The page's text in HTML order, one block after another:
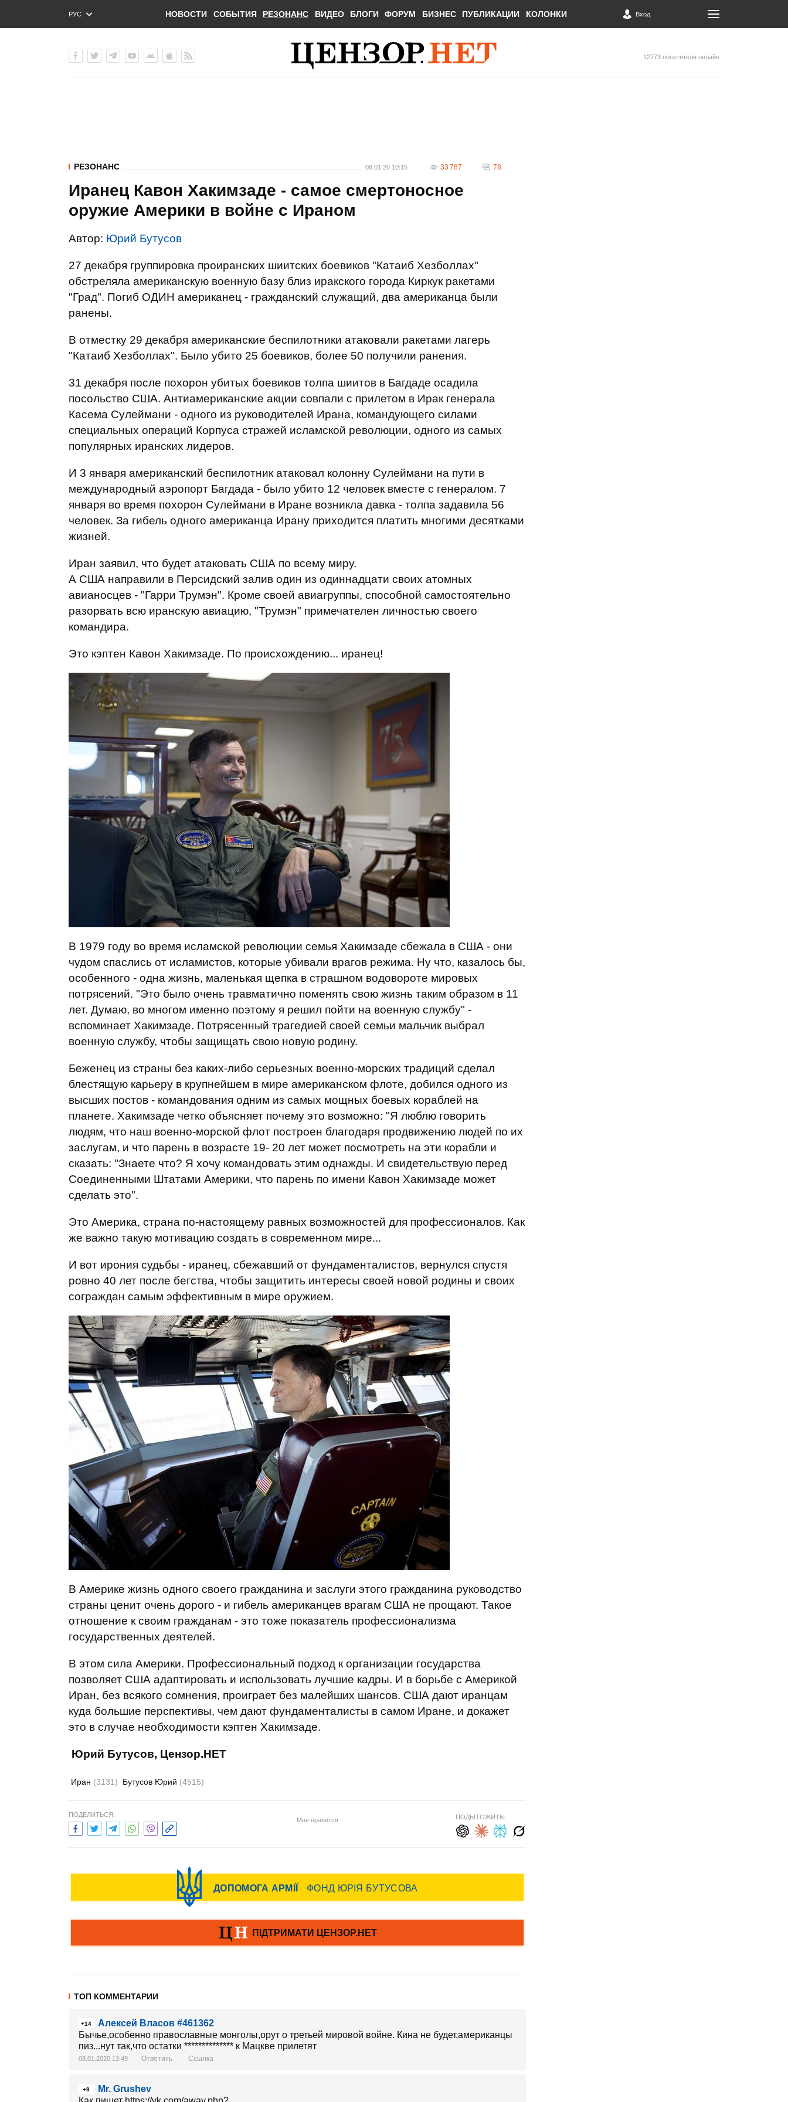
РУС
ENG
НОВОСТИ СОБЫТИЯ РЕЗОНАНС ВИДЕО БЛОГИ ФОРУМ БИЗНЕС ПУБЛИКАЦИИ КОЛОНКИ Вход
12773 посетителя онлайн
РЕЗОНАНС 08.01.20 10:15 33 787 78
Иранец Кавон Хакимзаде - самое смертоносное
оружие Америки в войне с Ираном
Автор: Юрий Бутусов
27 декабря группировка проиранских шиитских боевиков "Катаиб Хезболлах"
обстреляла американскую военную базу близ иракского города Киркук ракетами
"Град". Погиб ОДИН американец - гражданский служащий, два американца были
ранены.
В отместку 29 декабря американские беспилотники атаковали ракетами лагерь
"Катаиб Хезболлах". Было убито 25 боевиков, более 50 получили ранения.
31 декабря после похорон убитых боевиков толпа шиитов в Багдаде осадила
посольство США. Антиамериканские акции совпали с прилетом в Ирак генерала
Касема Сулеймани - одного из руководителей Ирана, командующего силами
специальных операций Корпуса стражей исламской революции, одного из самых
популярных иранских лидеров.
И 3 января американский беспилотник атаковал колонну Сулеймани на пути в
международный аэропорт Багдада - было убито 12 человек вместе с генералом. 7
января во время похорон Сулеймани в Иране возникла давка - толпа задавила 56
человек. За гибель одного американца Ирану приходится платить многими десятками
жизней.
Иран заявил, что будет атаковать США по всему миру.
А США направили в Персидский залив один из одиннадцати своих атомных
авианосцев - "Гарри Трумэн". Кроме своей авиагруппы, способной самостоятельно
разорвать всю иранскую авиацию, "Трумэн" примечателен личностью своего
командира.
Это кэптен Кавон Хакимзаде. По происхождению... иранец!
В 1979 году во время исламской революции семья Хакимзаде сбежала в США - они
чудом спаслись от исламистов, которые убивали врагов режима. Ну что, казалось бы,
особенного - одна жизнь, маленькая щепка в страшном водовороте мировых
потрясений. "Это было очень травматично поменять свою жизнь таким образом в 11
лет. Думаю, во многом именно поэтому я решил пойти на военную службу" -
вспоминает Хакимзаде. Потрясенный трагедией своей семьи мальчик выбрал
военную службу, чтобы защищать свою новую родину.
Беженец из страны без каких-либо серьезных военно-морских традиций сделал
блестящую карьеру в крупнейшем в мире американском флоте, добился одного из
высших постов - командования одним из самых мощных боевых кораблей на
планете. Хакимзаде четко объясняет почему это возможно: "Я люблю говорить
людям, что наш военно-морской флот построен благодаря продвижению людей по их
заслугам, и что парень в возрасте 19- 20 лет может посмотреть на эти корабли и
сказать: "Знаете что? Я хочу командовать этим однажды. И свидетельствую перед
Соединенными Штатами Америки, что парень по имени Кавон Хакимзаде может
сделать это".
Это Америка, страна по-настоящему равных возможностей для профессионалов. Как
же важно такую мотивацию создать в современном мире...
И вот ирония судьбы - иранец, сбежавший от фундаменталистов, вернулся спустя
ровно 40 лет после бегства, чтобы защитить интересы своей новой родины и своих
сограждан самым эффективным в мире оружием.
В Америке жизнь одного своего гражданина и заслуги этого гражданина руководство
страны ценит очень дорого - и гибель американцев врагам США не прощают. Такое
отношение к своим гражданам - это тоже показатель профессионализма
государственных деятелей.
В этом сила Америки. Профессиональный подход к организации государства
позволяет США адаптировать и использовать лучшие кадры. И в борьбе с Америкой
Иран, без всякого сомнения, проиграет без малейших шансов. США дают иранцам
куда большие перспективы, чем дают фундаменталисты в самом Иране, и докажет
это в случае необходимости кэптен Хакимзаде.
Юрий Бутусов, Цензор.НЕТ
Иран (3131) Бутусов Юрий (4515)
ПОДЕЛИТЬСЯ:
Мне нравится ПОДЫТОЖИТЬ:
ТОП КОММЕНТАРИИ
+14
Алексей Власов #461362
Бычье,особенно православные монголы,орут о третьей мировой войне. Кина не будет,американцы
пиз...нут так,что остатки ************** к Мацкве прилетят
08.01.2020 13:49 Ответить Ссылка
+9
Mr. Grushev